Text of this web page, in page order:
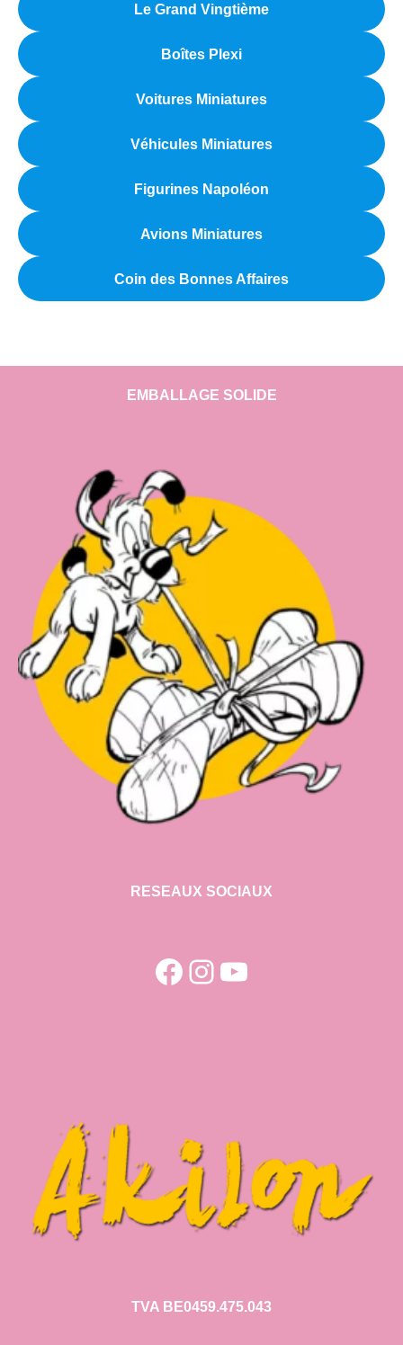
Le Grand Vingtième
Boîtes Plexi
Voitures Miniatures
Véhicules Miniatures
Figurines Napoléon
Avions Miniatures
Coin des Bonnes Affaires
EMBALLAGE SOLIDE
RESEAUX SOCIAUX
Facebook
Instagram
YouTube
TVA BE0459.475.043